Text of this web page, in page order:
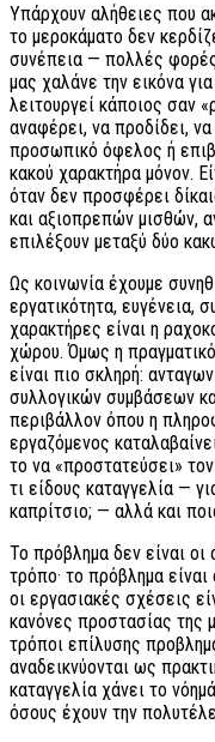
Υπάρχουν αλήθειες που
το μεροκάματο δεν
συνέπεια — πολλές
μας χαλάνε την εικόνα
λειτουργεί κάποιος σαν
αναφέρει, να προδίδει,
προσωπικό όφελος ή
κακού χαρακτήρα μόνον.
όταν δεν προσφέρει
και αξιοπρεπών μισθών,
επιλέξουν μεταξύ δύο
Ως κοινωνία έχουμε
εργατικότητα, ευγένεια,
χαρακτήρες είναι η
χώρου. Όμως η
είναι πιο σκληρή:
συλλογικών συμβάσεων
περιβάλλον όπου η
εργαζόμενος
το να «προστατεύσει»
τι είδους καταγγελία —
καπρίτσιο; — αλλά και
Το πρόβλημα δεν είναι
τρόπο· το πρόβλημα
οι εργασιακές σχέσεις
κανόνες προστασίας της
τρόποι επίλυσης
αναδεικνύονται ως
καταγγελία χάνει το
όσους έχουν την